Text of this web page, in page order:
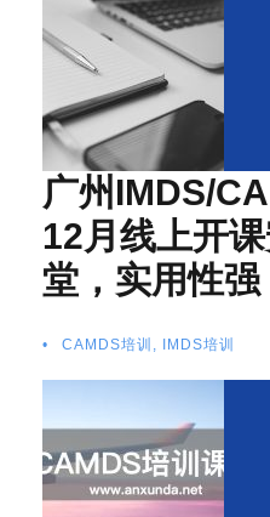
广州IMDS/
12月线上开
堂，实用性强
• CAMDS培训 IMDS培训